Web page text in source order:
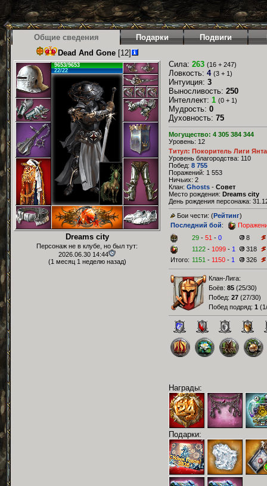
Общие сведения Подарки Подвиги
Dead And Gone[12]
9653/9653
22/22
Dreams city
Персонаж не в клубе, но был тут:
2026.06.30 14:44
(1 месяц 1 неделю назад)
Сила: 263 (16 + 247)
Ловкость: 4 (3 + 1)
Интуиция: 3
Выносливость: 250
Интеллект: 1 (0 + 1)
Мудрость: 0
Духовность: 75
Могущество: 4 305 384 344
Уровень: 12
Титул: Покоритель Лиги
Уровень благородства: 110
Побед: 8 755
Поражений: 1 553
Ничьих: 2
Клан: Ghosts - Совет
Место рождения: Dreams city
День рождения персонажа:
Бои чести: (Рейтинг)
Последний бой:
29 - 51 - 0
8
1122 - 1099 - 1
318
Итого: 1151 - 1150 - 1 326
Клан-Лига:
Боёв: 85 (25/30)
Побед: 27 (27/30)
Побед подряд: 1 (
Награды:
Подарки: